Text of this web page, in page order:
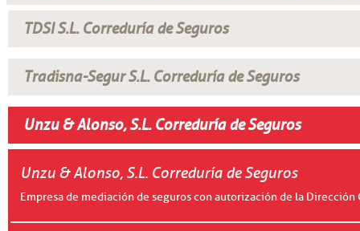
TDSI S.L. Correduría de Seguros
Tradisna-Segur S.L. Correduría de Seguros
Unzu & Alonso, S.L. Correduría de Seguros
Unzu & Alonso, S.L. Correduría de Seguros
Empresa de mediación de seguros con autorización de la Dirección